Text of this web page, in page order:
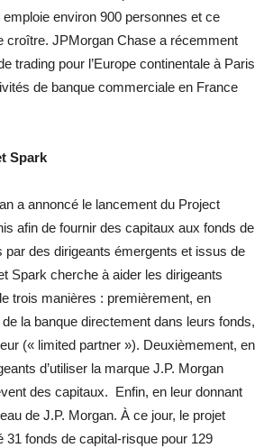
emploie environ 900 personnes et ce
croître. JPMorgan Chase a récemment
trading pour l’Europe continentale à Paris
de banque commerciale en France
Spark
a annoncé le lancement du Project
afin de fournir des capitaux aux fonds de
par des dirigeants émergents et issus de
Spark cherche à aider les dirigeants
trois manières : premièrement, en
la banque directement dans leurs fonds,
(« limited partner »). Deuxièmement, en
d’utiliser la marque J.P. Morgan
des capitaux. Enfin, en leur donnant
de J.P. Morgan. À ce jour, le projet
31 fonds de capital-risque pour 129